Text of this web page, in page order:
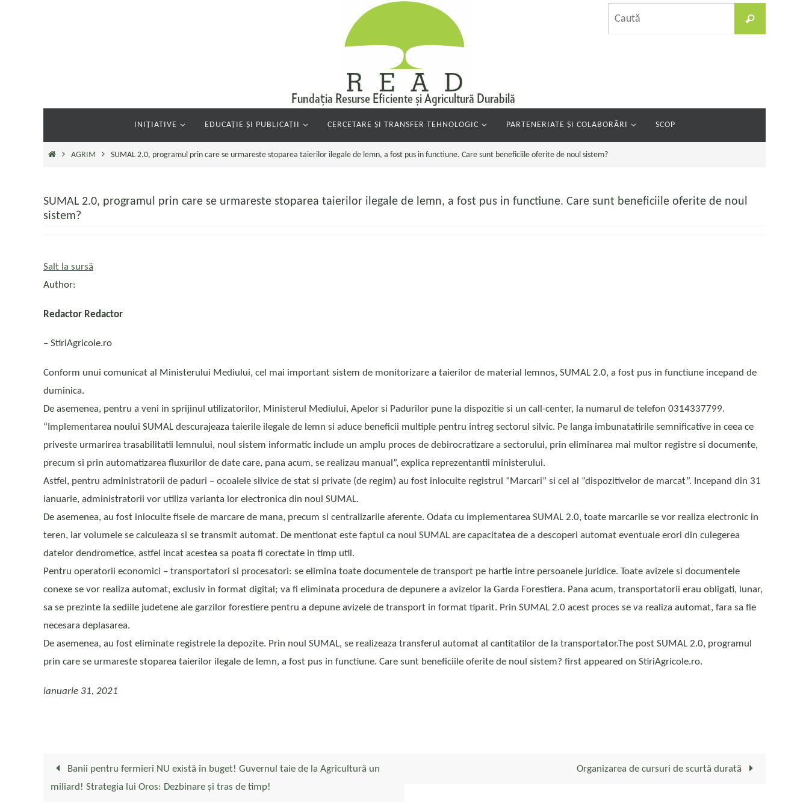
Caută
INIȚIATIVE EDUCAȚIE ȘI PUBLICAȚII CERCETARE ȘI TRANSFER TEHNOLOGIC PARTENERIATE ȘI COLABORĂRI SCOP
PrimaAGRIM SUMAL 2.0, programul prin care se urmareste stoparea taierilor ilegale de lemn, a fost pus in functiune. Care sunt beneficiile oferite de noul sistem?
SUMAL 2.0, programul prin care se urmareste stoparea taierilor ilegale de lemn, a fost pus in functiune. Care sunt beneficiile oferite de noul
sistem?
Salt la sursă
Author:
Redactor Redactor
– StiriAgricole.ro
Conform unui comunicat al Ministerului Mediului, cel mai important sistem de monitorizare a taierilor de material lemnos, SUMAL 2.0, a fost pus in functiune incepand de
duminica.
De asemenea, pentru a veni in sprijinul utilizatorilor, Ministerul Mediului, Apelor si Padurilor pune la dispozitie si un call-center, la numarul de telefon 0314337799.
“Implementarea noului SUMAL descurajeaza taierile ilegale de lemn si aduce beneficii multiple pentru intreg sectorul silvic. Pe langa imbunatatirile semnificative in ceea ce
priveste urmarirea trasabilitatii lemnului, noul sistem informatic include un amplu proces de debirocratizare a sectorului, prin eliminarea mai multor registre si documente,
precum si prin automatizarea fluxurilor de date care, pana acum, se realizau manual”, explica reprezentantii ministerului.
Astfel, pentru administratorii de paduri – ocoalele silvice de stat si private (de regim) au fost inlocuite registrul “Marcari” si cel al “dispozitivelor de marcat”. Incepand din 31
ianuarie, administratorii vor utiliza varianta lor electronica din noul SUMAL.
De asemenea, au fost inlocuite fisele de marcare de mana, precum si centralizarile aferente. Odata cu implementarea SUMAL 2.0, toate marcarile se vor realiza electronic in
teren, iar volumele se calculeaza si se transmit automat. De mentionat este faptul ca noul SUMAL are capacitatea de a descoperi automat eventuale erori din culegerea
datelor dendrometice, astfel incat acestea sa poata fi corectate in timp util.
Pentru operatorii economici – transportatori si procesatori: se elimina toate documentele de transport pe hartie intre persoanele juridice. Toate avizele si documentele
conexe se vor realiza automat, exclusiv in format digital; va fi eliminata procedura de depunere a avizelor la Garda Forestiera. Pana acum, transportatorii erau obligati, lunar,
sa se prezinte la sediile judetene ale garzilor forestiere pentru a depune avizele de transport in format tiparit. Prin SUMAL 2.0 acest proces se va realiza automat, fara sa fie
necesara deplasarea.
De asemenea, au fost eliminate registrele la depozite. Prin noul SUMAL, se realizeaza transferul automat al cantitatilor de la transportator.The post SUMAL 2.0, programul
prin care se urmareste stoparea taierilor ilegale de lemn, a fost pus in functiune. Care sunt beneficiile oferite de noul sistem? first appeared on StiriAgricole.ro.
ianuarie 31, 2021
Banii pentru fermieri NU există în buget! Guvernul taie de la Agricultură un
miliard! Strategia lui Oros: Dezbinare și tras de timp!
Organizarea de cursuri de scurtă durată